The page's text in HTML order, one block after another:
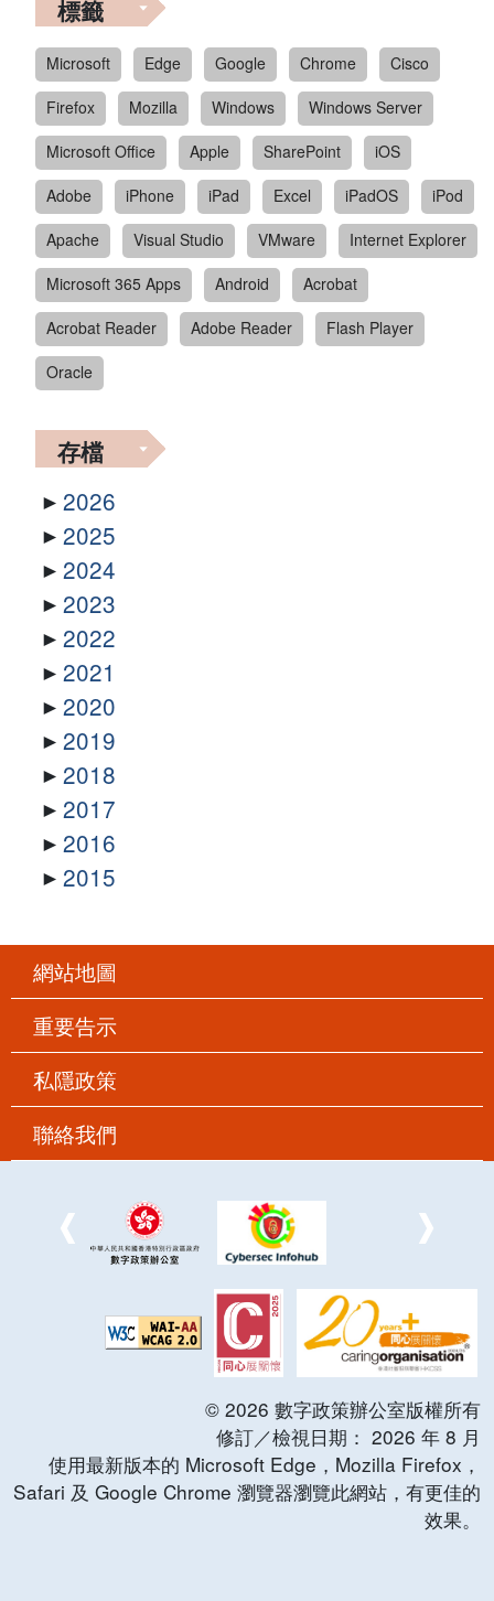
標籤
Microsoft Edge Google Chrome
Cisco
Firefox
Mozilla Windows
Windows Server
Microsoft Office
Apple SharePoint
iOS
Adobe
iPhone iPad Excel iPadOS
iPod
Apache
Visual Studio VMware
Internet Explorer
Microsoft 365 Apps
Android
Acrobat
Acrobat Reader
Adobe Reader
Flash Player
Oracle
存檔
2026
2025
2024
2023
2022
2021
2020
2019
2018
2017
2016
2015
網站地圖
重要告示
私隱政策
聯絡我們
© 2026 數字政策辦公室版權所有
修訂／檢視日期： 2026 年 8 月
使用最新版本的 Microsoft Edge，Mozilla Firefox，
Safari 及 Google Chrome 瀏覽器瀏覽此網站，有更佳的
效果。